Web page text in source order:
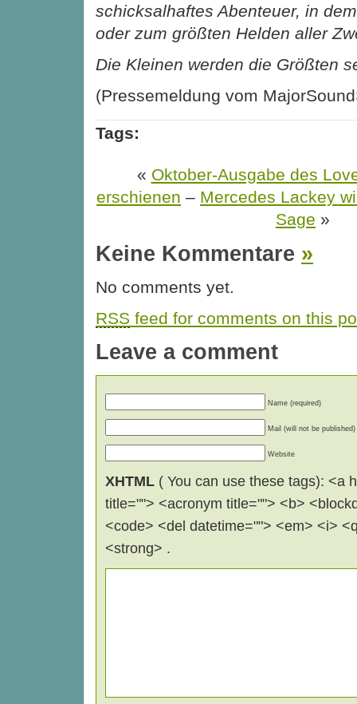
schicksalhaftes Abenteuer, in
oder zum größten Helden aller
Die Kleinen werden die Größten
(Pressemeldung vom
Tags:
« Oktober-Ausgabe des
erschienen – Mercedes Lackey
Sage »
Keine Kommentare »
No comments yet.
RSS feed for comments on this
Leave a comment
Name (required)
Mail (will not be published)
Website
XHTML ( You can use these tags): <a
title=""> <acronym title=""> <b>
<code> <del datetime=""> <em> <i>
<strong> .